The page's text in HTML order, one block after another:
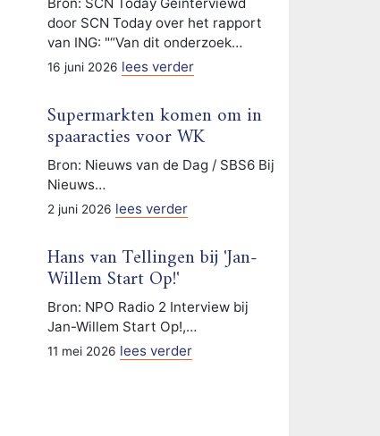
door SCN Today over het rapport
van ING: "“Van dit onderzoek…
16 juni 2026 lees verder
Supermarkten komen om in
spaaracties voor WK
Bron: Nieuws van de Dag / SBS6 Bij
Nieuws…
2 juni 2026 lees verder
Hans van Tellingen bij 'Jan-
Willem Start Op!'
Bron: NPO Radio 2 Interview bij
Jan-Willem Start Op!,…
11 mei 2026 lees verder